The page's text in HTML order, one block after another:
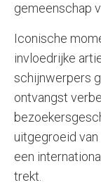
gemeenschap
Iconische
invloedrijke
schijnwerpers
ontvangst
uitgegroeid
een
trekt.